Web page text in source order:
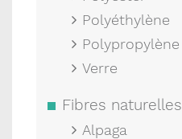
Polyéthylène
Polypropylène
Verre
Fibres naturelles
Alpaga